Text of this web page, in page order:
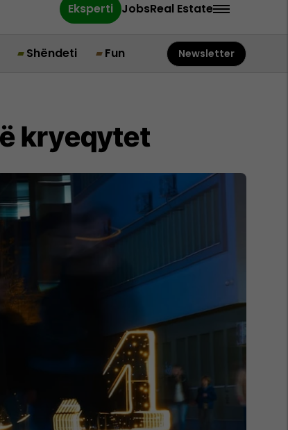
Eksperti JobsReal Estate
Shëndeti Fun Newsletter
kryeqytet